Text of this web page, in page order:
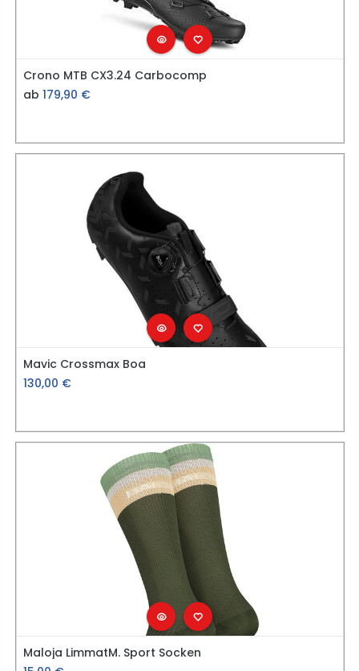
Crono MTB CX3.24 Carbocomp
ab 179,90 €
Mavic Crossmax Boa
130,00 €
Maloja LimmatM. Sport Socken